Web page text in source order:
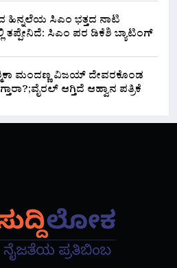
ಹಿನ್ನಲೆಯ ಸಿಎಂ ಭತ್ತದ ನಾಟಿ
ತಪ್ಪೇನಿದೆ: ಸಿಎಂ ಪರ ಡಿಕೆಶಿ ಬ್ಯಾಟಿಂಗ್
ಮಂದಣ್ಣ ವಿಜಯ್ ದೇವರಕೊಂಡ
ಆಗ್ತಿದೆ ಆಹ್ವಾನ ಪತ್ರಿಕೆ